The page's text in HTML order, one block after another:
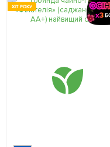
ХІТ РОКУ